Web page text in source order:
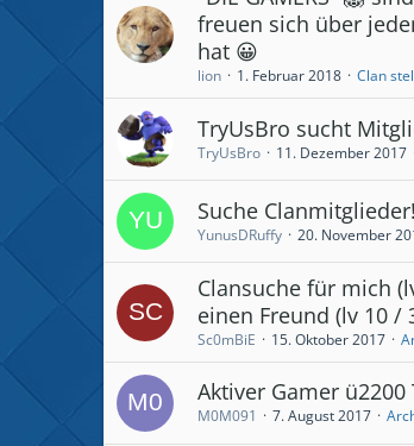
freuen sich über
hat 😀
lion 1. Februar 2018 Clan
TryUsBro sucht
TryUsBro 11. Dezember 2017
Suche Clanmitglieder!
YunusDRuffy 20. November
Clansuche für mich
einen Freund (lv 10 /
Sc0mBiE 15. Oktober 2017
Aktiver Gamer ü2200
M0M091 7. August 2017